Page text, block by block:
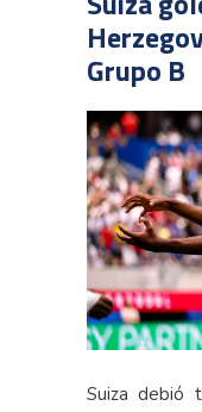
Grupo B
Suiza debió